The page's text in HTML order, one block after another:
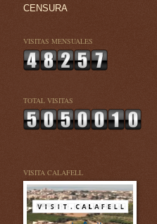
CENSURA
VISITAS MENSUALES
TOTAL VISITAS
VISITA CALAFELL